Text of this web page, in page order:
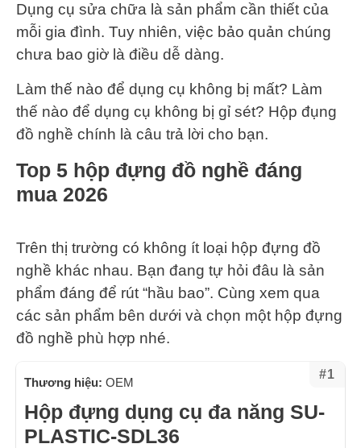
Dụng cụ sửa chữa là sản phẩm cần thiết của
mỗi gia đình. Tuy nhiên, việc bảo quản chúng
chưa bao giờ là điều dễ dàng.
Làm thế nào để dụng cụ không bị mất? Làm
thế nào để dụng cụ không bị gỉ sét? Hộp đụng
đồ nghề chính là câu trả lời cho bạn.
Top 5 hộp đựng đồ nghề đáng
mua 2026
Trên thị trường có không ít loại hộp đựng đồ
nghề khác nhau. Bạn đang tự hỏi đâu là sản
phẩm đáng để rút “hầu bao”. Cùng xem qua
các sản phẩm bên dưới và chọn một hộp đựng
đồ nghề phù hợp nhé.
#1
Thương hiệu: OEM
Hộp đựng dụng cụ đa năng SU-
PLASTIC-SDL36